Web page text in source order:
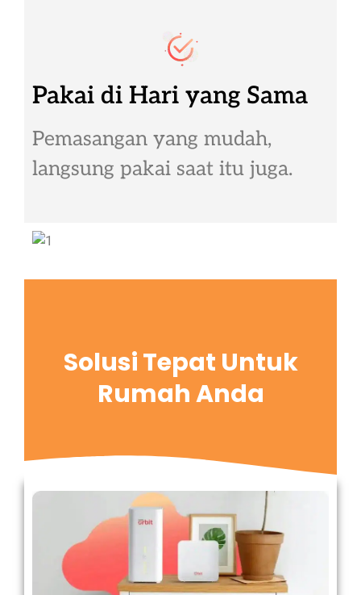
Pakai di Hari yang Sama
Pemasangan yang mudah,
langsung pakai saat itu juga.
Solusi Tepat Untuk
Rumah Anda